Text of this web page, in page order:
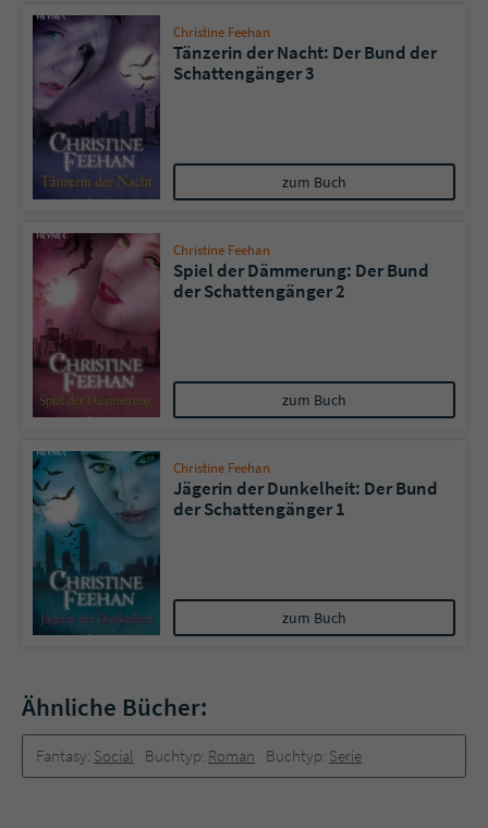
Christine Feehan
Tänzerin der Nacht: Der Bund der
Schattengänger 3
zum Buch
Christine Feehan
Spiel der Dämmerung: Der Bund
der Schattengänger 2
zum Buch
Christine Feehan
Jägerin der Dunkelheit: Der Bund
der Schattengänger 1
zum Buch
Ähnliche Bücher:
Fantasy: Social Buchtyp: Roman Buchtyp: Serie